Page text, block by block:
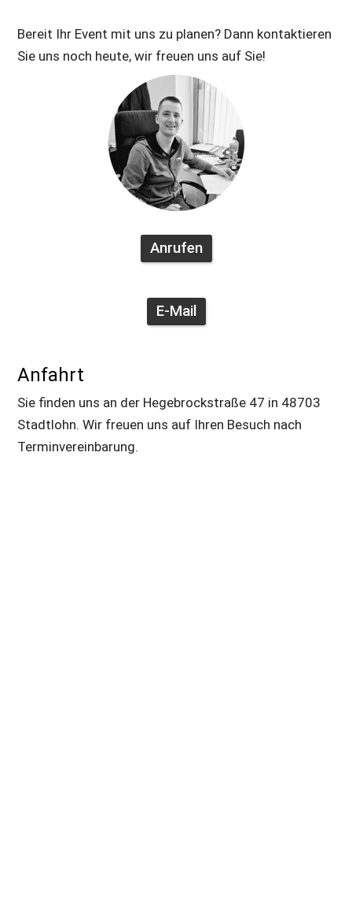
Bereit Ihr Event mit uns zu planen? Dann kontaktieren
Sie uns noch heute, wir freuen uns auf Sie!
Anrufen
E-Mail
Anfahrt
Sie finden uns an der Hegebrockstraße 47 in 48703
Stadtlohn. Wir freuen uns auf Ihren Besuch nach
Terminvereinbarung.